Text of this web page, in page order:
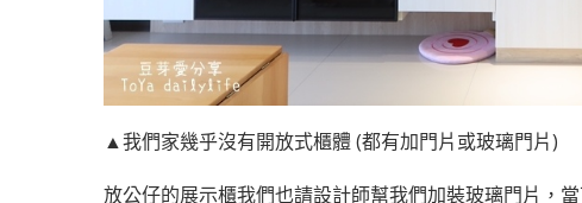
▲我們家幾乎沒有開放式櫃體 (都有加門片或玻璃門片)
放公仔的展示櫃我們也請設計師幫我們加裝玻璃門片，